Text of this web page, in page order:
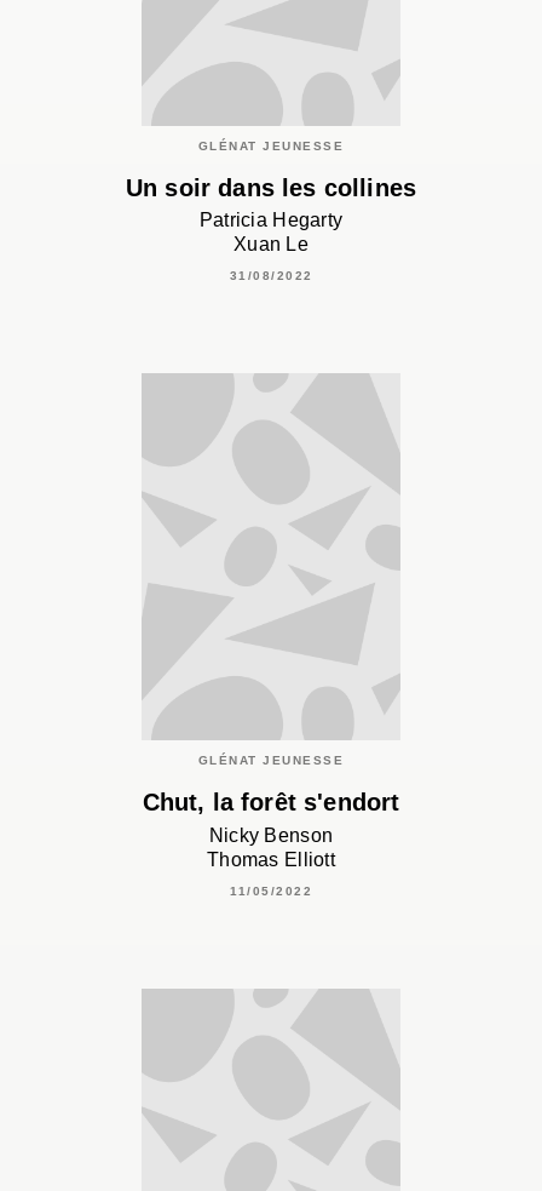
GLÉNAT JEUNESSE
Un soir dans les collines
Patricia Hegarty
Xuan Le
31/08/2022
GLÉNAT JEUNESSE
Chut, la forêt s'endort
Nicky Benson
Thomas Elliott
11/05/2022